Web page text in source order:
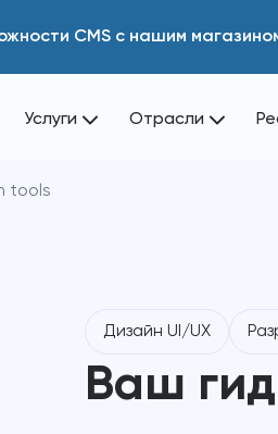
CMS с нашим
Услуги Отрасли
tools
Дизайн UI/UX
Ваш